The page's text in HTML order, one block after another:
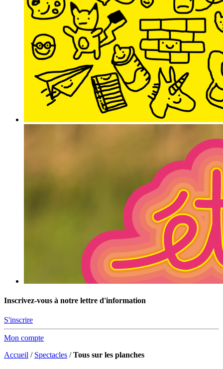
Inscrivez-vous à notre lettre d'information
S'inscrire
Mon compte
Accueil / Spectacles /Tous sur les planches